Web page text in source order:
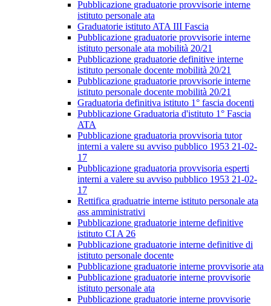
Pubblicazione graduatorie provvisorie interne
istituto personale ata
Graduatorie istituto ATA III Fascia
Pubblicazione graduatorie provvisorie interne
istituto personale ata mobilità 20/21
Pubblicazione graduatorie definitive interne
istituto personale docente mobilità 20/21
Pubblicazione graduatorie provvisorie interne
istituto personale docente mobilità 20/21
Graduatoria definitiva istituto 1° fascia docenti
Pubblicazione Graduatoria d'istituto 1° Fascia
ATA
Pubblicazione graduatoria provvisoria tutor
interni a valere su avviso pubblico 1953 21-02-
17
Pubblicazione graduatoria provvisoria esperti
interni a valere su avviso pubblico 1953 21-02-
17
Rettifica graduatrie interne istituto personale ata
ass amministrativi
Pubblicazione graduatorie interne definitive
istituto CI A 26
Pubblicazione graduatorie interne definitive di
istituto personale docente
Pubblicazione graduatorie interne provvisorie ata
Pubblicazione graduatorie interne provvisorie
istituto personale ata
Pubblicazione graduatorie interne provvisorie